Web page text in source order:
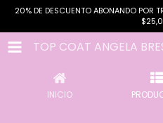
20% DE DESCUENTO ABONANDO POR
TOP COAT ANGELA
INICIO